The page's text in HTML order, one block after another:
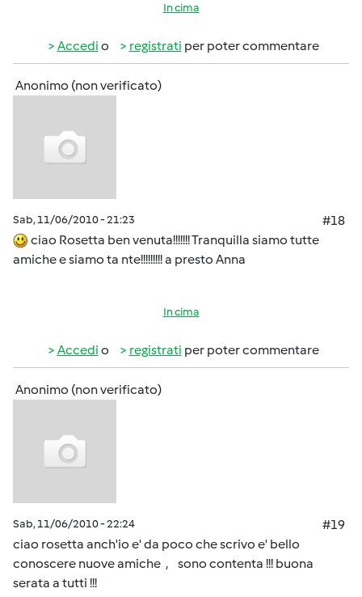
In cima
Accedi o registrati per poter commentare
Anonimo (non verificato)
Sab, 11/06/2010 - 21:23
#18
ciao Rosetta ben venuta!!!!!!! Tranquilla siamo tutte
amiche e siamo ta nte!!!!!!!!! a presto Anna
In cima
Accedi o registrati per poter commentare
Anonimo (non verificato)
Sab, 11/06/2010 - 22:24
#19
ciao rosetta anch'io e' da poco che scrivo e' bello
conoscere nuove amiche , sono contenta !!! buona
serata a tutti !!!